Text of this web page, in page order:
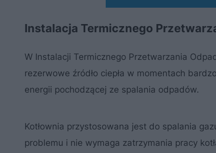
Instalacja Termicznego
W Instalacji Termicznego Przetwarzania
rezerwowe źródło ciepła w momentach
energii pochodzącej ze spalania odpadów.
Kotłownia przystosowana jest do spalania
problemu i nie wymaga zatrzymania pracy